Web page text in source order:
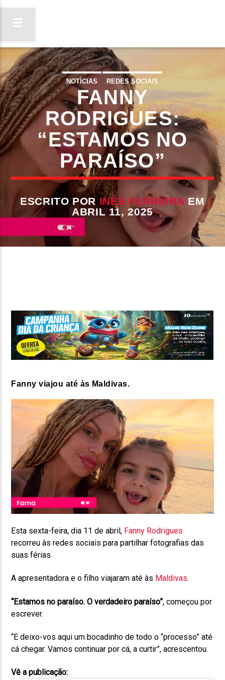
ON FM
LIGA-TE
FAIXA ATUAL
ON FM
NOTÍCIAS REDES SOCIAIS
FANNY
RODRIGUES:
“ESTAMOS NO
PARAÍSO”
ESCRITO POR INÊS FERREIRA EM
ABRIL 11, 2025
Fanny viajou até às Maldivas.
Esta sexta-feira, dia 11 de abril, Fanny Rodrigues
recorreu às redes sociais para partilhar fotografias das
suas férias.
A apresentadora e o filho viajaram até às Maldivas.
“Estamos no paraíso. O verdadeiro paraíso”, começou por
escrever.
“E deixo-vos aqui um bocadinho de todo o “processo” até
cá chegar. Vamos continuar por cá, a curtir”, acrescentou.
Vê a publicação: